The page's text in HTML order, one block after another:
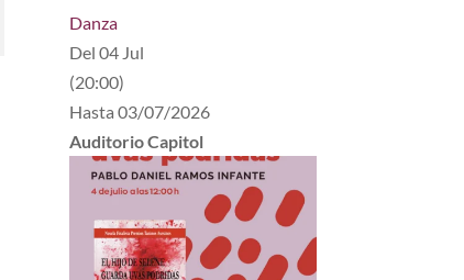
Danza
Del04 Jul
(20:00)
Hasta03/07/2026
Auditorio Capitol